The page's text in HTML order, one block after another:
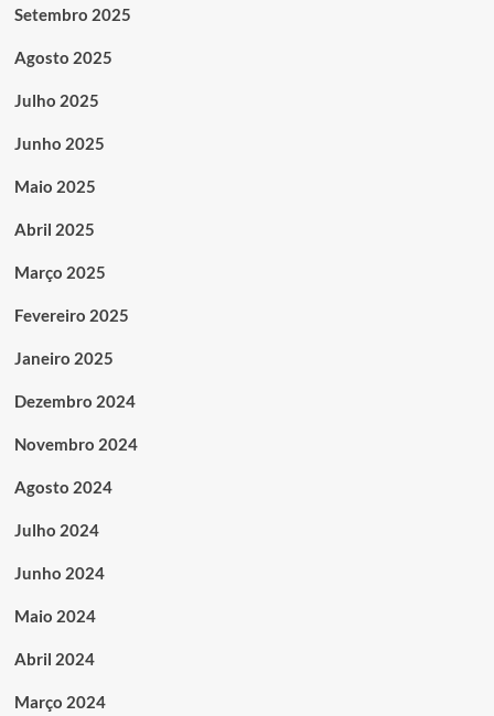
Setembro 2025
Agosto 2025
Julho 2025
Junho 2025
Maio 2025
Abril 2025
Março 2025
Fevereiro 2025
Janeiro 2025
Dezembro 2024
Novembro 2024
Agosto 2024
Julho 2024
Junho 2024
Maio 2024
Abril 2024
Março 2024